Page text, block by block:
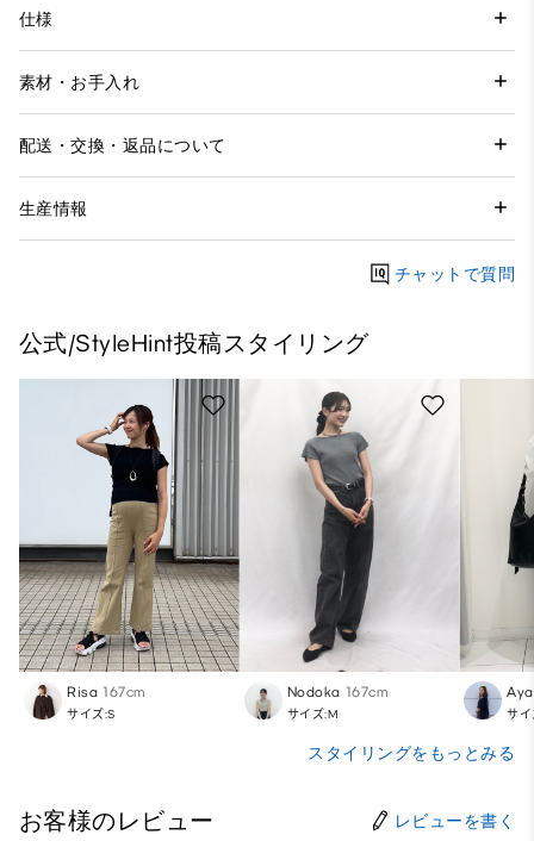
仕様
素材・お手入れ
配送・交換・返品について
生産情報
チャットで質問
公式/StyleHint投稿スタイリング
Risa 167cm
サイズ:S
Nodoka 167cm
サイズ:M サ
スタイリングをもっとみる
お客様のレビュー レビューを書く